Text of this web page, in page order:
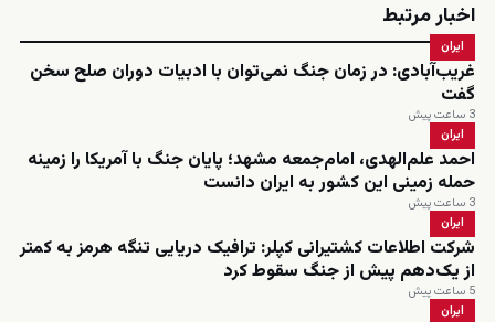
اخبار مرتبط
ایران
غریب‌آبادی: در زمان جنگ نمی‌توان با ادبیات دوران صلح سخن
گفت
3 ساعت پیش
ایران
احمد علم‌الهدی، امام‌جمعه مشهد؛ پایان جنگ با آمریکا را زمینه
حمله زمینی این کشور به ایران دانست
3 ساعت پیش
ایران
شرکت اطلاعات کشتیرانی کپلر: ترافیک دریایی تنگه هرمز به کمتر
از یک‌دهم پیش از جنگ سقوط کرد
5 ساعت پیش
ایران